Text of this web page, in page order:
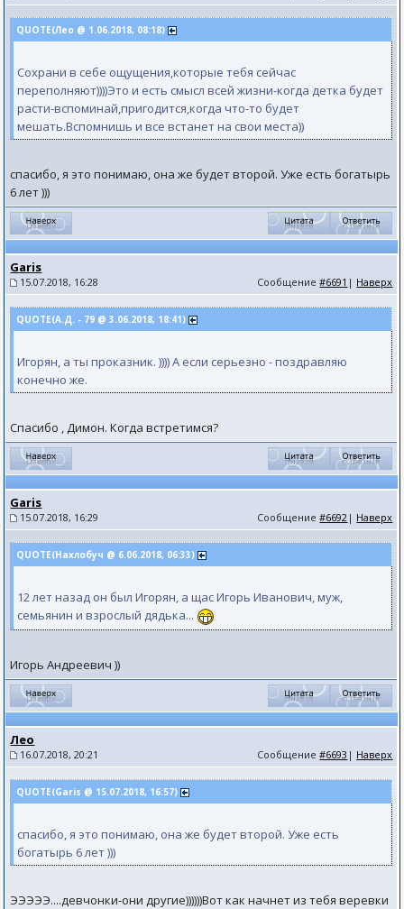
QUOTE(Лео @ 1.06.2018, 08:18)
Сохрани в себе ощущения,которые тебя сейчас
переполняют))))Это и есть смысл всей жизни-когда детка будет
расти-вспоминай,пригодится,когда что-то будет
мешать.Вспомнишь и все встанет на свои места))
спасибо, я это понимаю, она же будет второй. Уже есть богатырь
6 лет )))
Garis
15.07.2018, 16:28 Сообщение#6691 | Наверх
QUOTE(А.Д. - 79 @ 3.06.2018, 18:41)
Игорян, а ты проказник. )))) А если серьезно - поздравляю
конечно же.
Спасибо , Димон. Когда встретимся?
Garis
15.07.2018, 16:29 Сообщение#6692 | Наверх
QUOTE(Нахлобуч @ 6.06.2018, 06:33)
12 лет назад он был Игорян, а щас Игорь Иванович, муж,
семьянин и взрослый дядька...
Игорь Андреевич ))
Лео
16.07.2018, 20:21 Сообщение#6693 | Наверх
QUOTE(Garis @ 15.07.2018, 16:57)
спасибо, я это понимаю, она же будет второй. Уже есть
богатырь 6 лет )))
ЭЭЭЭЭ....девчонки-они другие))))))Вот как начнет из тебя веревки